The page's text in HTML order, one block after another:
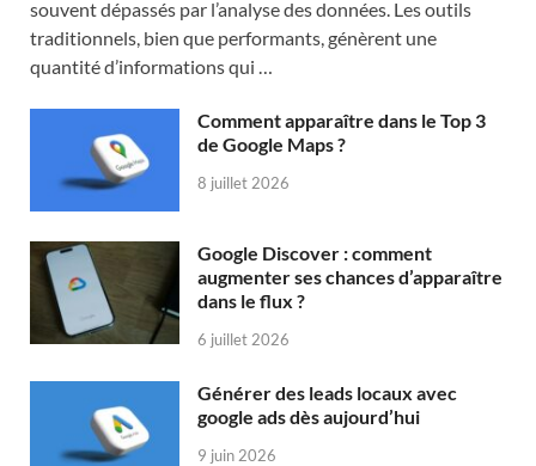
souvent dépassés par l’analyse des données. Les outils
traditionnels, bien que performants, génèrent une
quantité d’informations qui …
Comment apparaître dans le Top 3
de Google Maps ?
8 juillet 2026
Google Discover : comment
augmenter ses chances d’apparaître
dans le flux ?
6 juillet 2026
Générer des leads locaux avec
google ads dès aujourd’hui
9 juin 2026